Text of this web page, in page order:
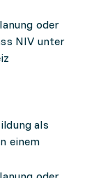
oder
NIV unter
als
einem